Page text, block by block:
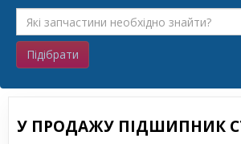
Підібрати
У ПРОДАЖУ ПІДШИПНИК